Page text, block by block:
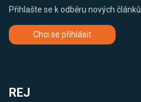
Přihlašte se k odběru nových článků
Chci se přihlásit
REJ